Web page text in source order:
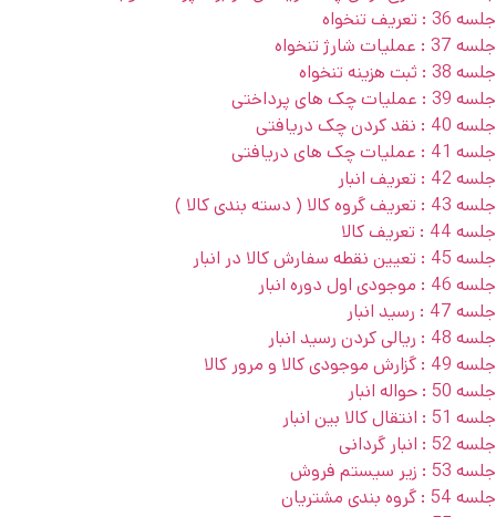
جلسه 36 : تعریف تنخواه
جلسه 37 : عملیات شارژ تنخواه
جلسه 38 : ثبت هزینه تنخواه
جلسه 39 : عملیات چک های پرداختی
جلسه 40 : نقد کردن چک دریافتی
جلسه 41 : عملیات چک های دریافتی
جلسه 42 : تعریف انبار
جلسه 43 : تعریف گروه کالا ( دسته بندی کالا )
جلسه 44 : تعریف کالا
جلسه 45 : تعیین نقطه سفارش کالا در انبار
جلسه 46 : موجودی اول دوره انبار
جلسه 47 : رسید انبار
جلسه 48 : ریالی کردن رسید انبار
جلسه 49 : گزارش موجودی کالا و مرور کالا
جلسه 50 : حواله انبار
جلسه 51 : انتقال کالا بین انبار
جلسه 52 : انبار گردانی
جلسه 53 : زیر سیستم فروش
جلسه 54 : گروه بندی مشتریان